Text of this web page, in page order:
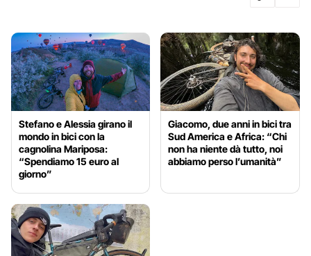
Stefano e Alessia girano il
mondo in bici con la
cagnolina Mariposa:
“Spendiamo 15 euro al
giorno”
Giacomo, due anni in bici tra
Sud America e Africa: “Chi
non ha niente dà tutto, noi
abbiamo perso l’umanità”